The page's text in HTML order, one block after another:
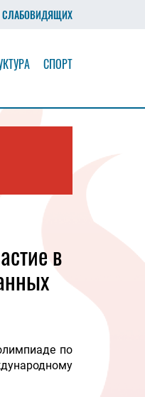
СЛАБОВИДЯЩИХ
СПОРТ
в
по